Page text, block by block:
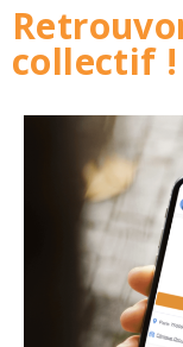
collectif !